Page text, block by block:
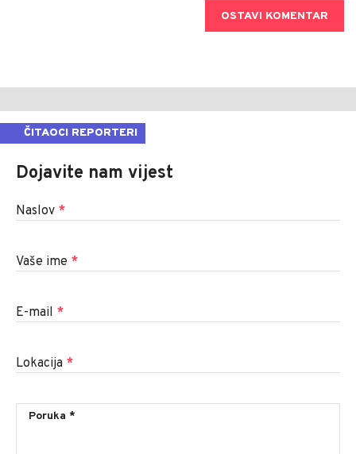
OSTAVI KOMENTAR
ČITAOCI REPORTERI
Dojavite nam vijest
Naslov *
Vaše ime *
E-mail *
Lokacija *